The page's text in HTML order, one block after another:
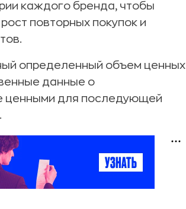
каждого бренда, чтобы
повторных покупок и
определенный объем ценных
данные о
ценными для последующей